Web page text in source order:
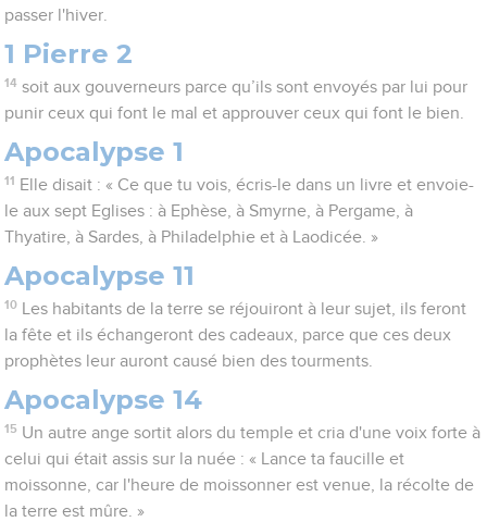
passer l'hiver.
1 Pierre 2
14 soit aux gouverneurs parce qu’ils sont envoyés par lui pour
punir ceux qui font le mal et approuver ceux qui font le bien.
Apocalypse 1
11 Elle disait : « Ce que tu vois, écris-le dans un livre et envoie-
le aux sept Eglises : à Ephèse, à Smyrne, à Pergame, à
Thyatire, à Sardes, à Philadelphie et à Laodicée. »
Apocalypse 11
10
Les habitants de la terre se réjouiront à leur sujet, ils feront
la fête et ils échangeront des cadeaux, parce que ces deux
prophètes leur auront causé bien des tourments.
Apocalypse 14
15 Un autre ange sortit alors du temple et cria d'une voix forte à
celui qui était assis sur la nuée : « Lance ta faucille et
moissonne, car l'heure de moissonner est venue, la récolte de
la terre est mûre. »